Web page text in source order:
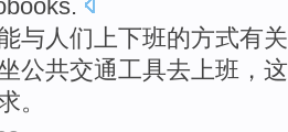
与人们上下班的方式有
公共交通工具去上班，
。